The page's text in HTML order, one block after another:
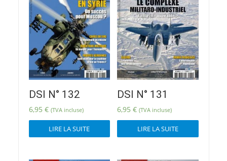
DSI N° 132
6,95 € (TVA incluse)
LIRE LA SUITE
DSI N° 131
6,95 € (TVA incluse)
LIRE LA SUITE